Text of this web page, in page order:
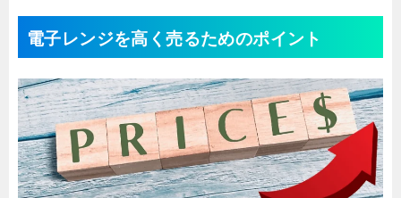
電子レンジを高く売るためのポイント